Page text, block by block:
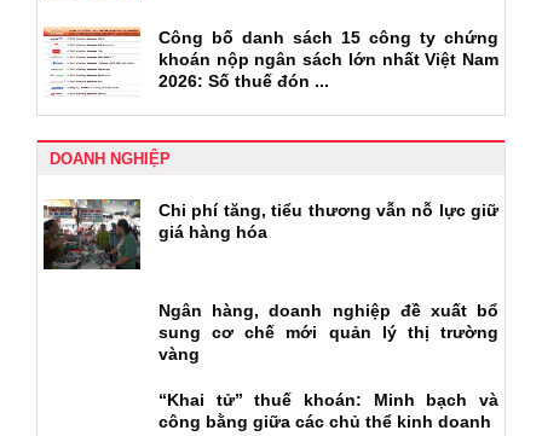
Công bố danh sách 15 công ty chứng
khoán nộp ngân sách lớn nhất Việt Nam
2026: Số thuế đón ...
DOANH NGHIỆP
Chi phí tăng, tiểu thương vẫn nỗ lực giữ
giá hàng hóa
Ngân hàng, doanh nghiệp đề xuất bổ
sung cơ chế mới quản lý thị trường
vàng
“Khai tử” thuế khoán: Minh bạch và
công bằng giữa các chủ thể kinh doanh